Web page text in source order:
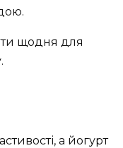
щодня для
а йогурт